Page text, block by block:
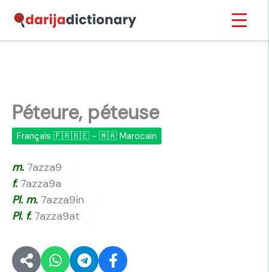
contenu
Inicio
Péteure, péteuse
Français 🇫🇷🇧🇪 - 🇲🇦 Marocain
m. 7azza9
f.7azza9a
Pl. m. 7azza9in
Pl. f.7azza9at